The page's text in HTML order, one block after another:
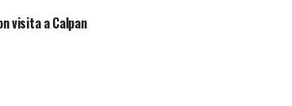
visita a Calpan